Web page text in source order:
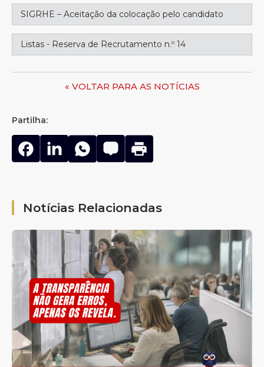
SIGRHE – Aceitação da colocação pelo candidato
Listas - Reserva de Recrutamento n.º 14
« VOLTAR PARA AS NOTÍCIAS
Partilha:
Notícias Relacionadas